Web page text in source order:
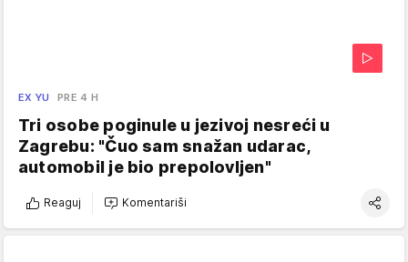
EX YU PRE 4 H
Tri osobe poginule u jezivoj nesreći u
Zagrebu: "Čuo sam snažan udarac,
automobil je bio prepolovljen"
Reaguj Komentariši